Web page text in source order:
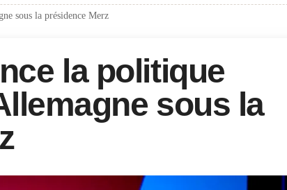
sous la présidence Merz
la politique
sous la